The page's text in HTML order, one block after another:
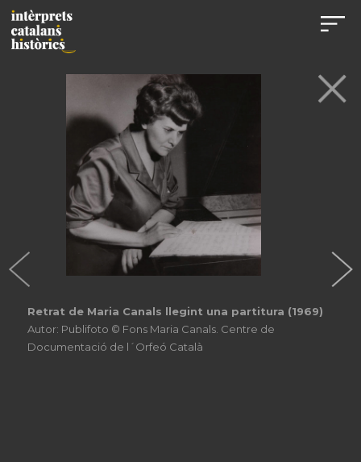
Retrat de Maria Canals llegint una partitura (1969)
Autor: Publifoto © Fons Maria Canals. Centre de
Documentació de l´Orfeó Català